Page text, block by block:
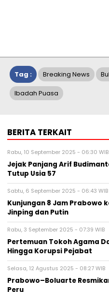
Tag : Breaking News
Ibadah Puasa
BERITA TERKAIT
Rabu, 10 September 2025 - 06:30 WIB
Jejak Panjang Arif
Tutup Usia 57
Sabtu, 6 September 2025 - 06:43 WIB
Kunjungan 8 Jam Prabowo
Jinping dan Putin
Rabu, 3 September 2025 - 07:39 WIB
Pertemuan Tokoh Agama
Hingga Korupsi Pejabat
Selasa, 12 Agustus 2025 - 08:27 WIB
Prabowo–Boluarte
Peru